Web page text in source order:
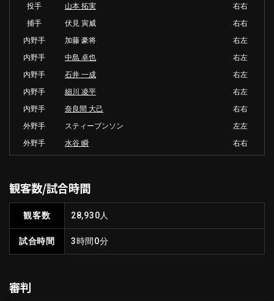
投手
山本 拓実
右右
捕手
伏見 寅威
右右
内野手
加藤 豪将
右左
内野手
中島 卓也
右左
内野手
石井 一成
右左
内野手
細川 凌平
右左
内野手
奈良間 大己
右右
外野手
スティーブンソン
左左
外野手
水谷 瞬 右右
観客数/試合時間
観客数 28,930人
試合時間 3時間0分
審判